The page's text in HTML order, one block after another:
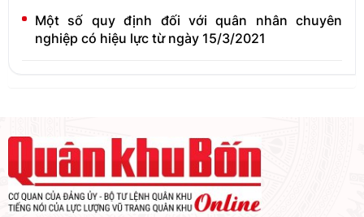
Một số quy định đối với quân nhân chuyên
nghiệp có hiệu lực từ ngày 15/3/2021